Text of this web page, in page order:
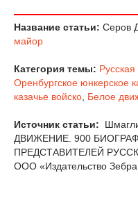
Название статьи: Серов
майор
Категория темы:
Оренбургское юнкерское
казачье войско Белое
Источник статьи:
ДВИЖЕНИЕ. 900
ПРЕДСТАВИТЕЛЕЙ
ООО «Издательство